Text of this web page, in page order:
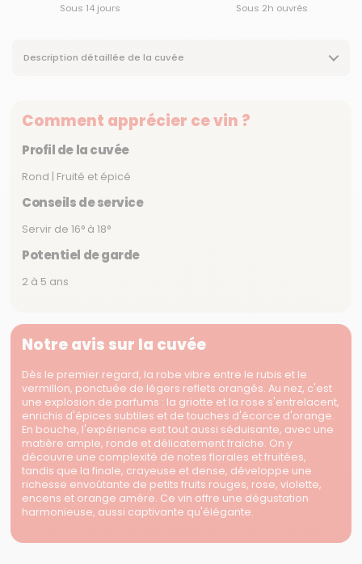
Sous 14 jours
Sous 2h ouvrés
Description détaillée de la cuvée
Comment apprécier ce vin ?
Profil de la cuvée
Rond | Fruité et épicé
Conseils de service
Servir de 16° à 18°
Potentiel de garde
2 à 5 ans
Notre avis sur la cuvée
Dès le premier regard, la robe vibre entre le rubis et le
vermillon, ponctuée de légers reflets orangés. Au nez, c'est
une explosion de parfums : la griotte et la rose s'entrelacent,
enrichis d'épices subtiles et de touches d'écorce d'orange.
En bouche, l'expérience est tout aussi séduisante, avec une
matière ample, ronde et délicatement fraîche. On y
découvre une complexité de notes florales et fruitées,
tandis que la finale, crayeuse et dense, développe une
richesse envoûtante de petits fruits rouges, rose, violette,
encens et orange amère. Ce vin offre une dégustation
harmonieuse, aussi captivante qu'élégante.